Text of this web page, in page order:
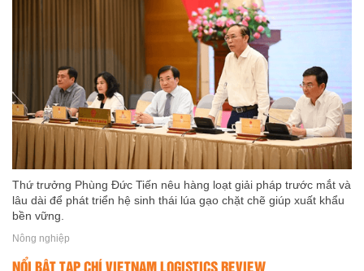
Thứ trưởng Phùng Đức Tiến nêu hàng loạt giải pháp trước mắt và
lâu dài để phát triển hệ sinh thái lúa gạo chặt chẽ giúp xuất khẩu
bền vững.
Nông nghiệp
NỔI BẬT TẠP CHÍ VIETNAM LOGISTICS REVIEW